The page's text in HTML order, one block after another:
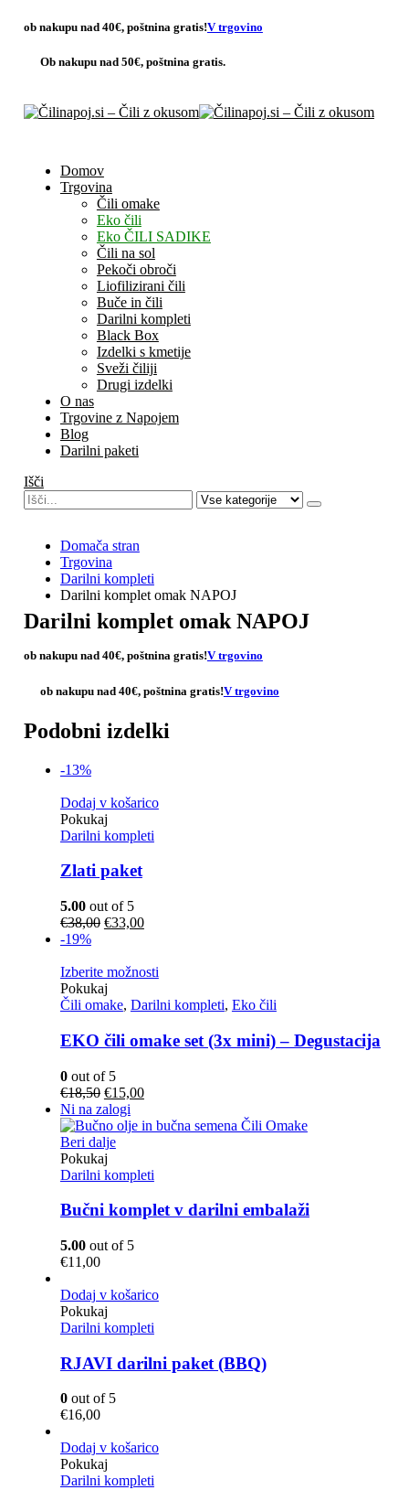
ob nakupu nad 40€, poštnina gratis!V trgovino
Ob nakupu nad 50€, poštnina gratis.
Domov
Trgovina
Čili omake
Eko čili
Eko ČILI SADIKE
Čili na sol
Pekoči obroči
Liofilizirani čili
Buče in čili
Darilni kompleti
Black Box
Izdelki s kmetije
Sveži čiliji
Drugi izdelki
O nas
Trgovine z Napojem
Blog
Darilni paketi
Išči
Domača stran
Trgovina
Darilni kompleti
Darilni komplet omak NAPOJ
Darilni komplet omak NAPOJ
ob nakupu nad 40€, poštnina gratis!V trgovino
ob nakupu nad 40€, poštnina gratis!V trgovino
Podobni izdelki
-13%
Dodaj v košarico
Pokukaj
Darilni kompleti
Zlati paket
5.00out of 5
€38,00 Izvirna
bila:
€38,00.
€33,00Trenutna
€33,00.
-19%
Izberite možnosti
Pokukaj
Čili omake, Darilni kompleti, Eko čili
EKO čili omake set (3x mini) – Degustacija
0out of 5
€18,50 Izvirna
cena
je
bila:
€18,50.
€15,00Trenutna
je:
Ni na zalogi
Beri dalje
Pokukaj
Darilni kompleti
Bučni komplet v darilni embalaži
5.00out of 5
€11,00
Dodaj v košarico
Pokukaj
Darilni kompleti
RJAVI darilni paket (BBQ)
0out of 5
€16,00
Dodaj v košarico
Pokukaj
Darilni kompleti